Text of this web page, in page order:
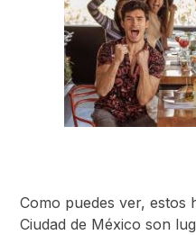
Como puedes ver,
Ciudad de México son